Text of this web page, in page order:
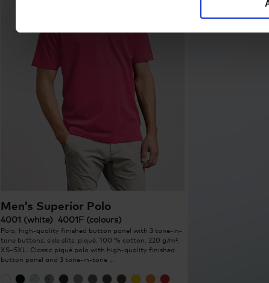
Men’s Superior Polo
4001 (white) 4001F (colours)
Polo, high-quality finished button panel with 3 tone-in-
tone buttons, side slits, piqué, 100 % cotton, 220 g/m²,
XS–5XL. Classic piqué polo with high-quality finished
button panel and 3 tone-in-tone …